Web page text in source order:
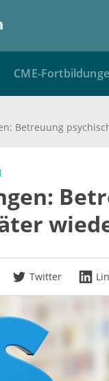
CME-
Twitter